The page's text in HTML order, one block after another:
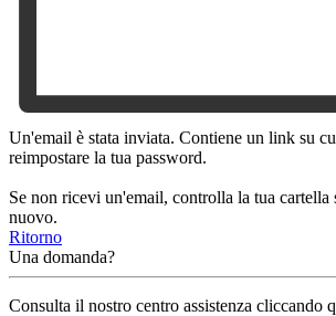
Un'email è stata inviata. Contiene un link su
reimpostare la tua password.
Se non ricevi un'email, controlla la tua cartella
nuovo.
Ritorno
Una domanda?
Consulta il nostro centro assistenza cliccando